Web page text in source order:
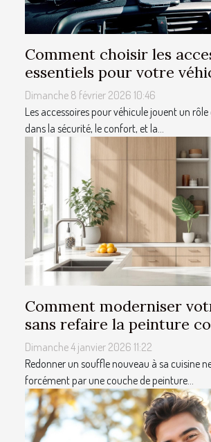
Comment choisir les
essentiels pour votre
Dimanche 8 février 2026 10:46
Les accessoires pour véhicule jouent un
dans la sécurité, le confort, et la...
Comment moderniser
sans refaire la peinture
Dimanche 4 janvier 2026 11:22
Redonner un souffle nouveau à sa cuisine
forcément par une couche de peinture...